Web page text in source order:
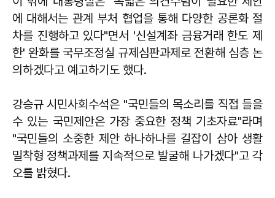
에 대해서는 관계 부처 협업을 통해 다양한 공론화 절
차를 진행하고 있다"면서 '신설계좌 금융거래 한도 제
한' 완화를 국무조정실 규제심판과제로 전환해 심층 논
의하겠다고 예고하기도 했다.
강승규 시민사회수석은 "국민들의 목소리를 직접 들을
수 있는 국민제안은 가장 중요한 정책 기초자료"라며
"국민들의 소중한 제안 하나하나를 길잡이 삼아 생활
밀착형 정책과제를 지속적으로 발굴해 나가겠다"고 각
오를 밝혔다.